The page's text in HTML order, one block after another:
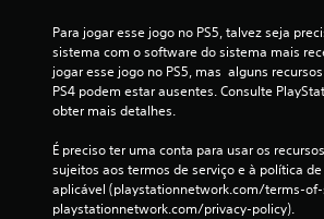
Para jogar esse jogo no PS5, talvez seja
sistema com o software do sistema mais
jogar esse jogo no PS5, mas  alguns
PS4 podem estar ausentes. Consulte
obter mais detalhes.
É preciso ter uma conta para usar os
sujeitos aos termos de serviço e à política
aplicável (playstationnetwork.com/terms-
playstationnetwork.com/privacy-policy).